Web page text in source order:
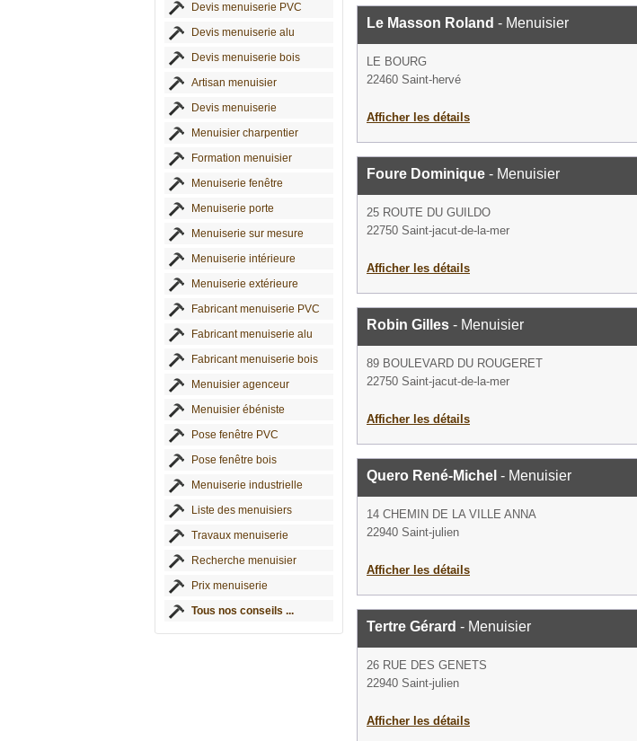
Devis menuiserie PVC
Devis menuiserie alu
Devis menuiserie bois
Artisan menuisier
Devis menuiserie
Menuisier charpentier
Formation menuisier
Menuiserie fenêtre
Menuiserie porte
Menuiserie sur mesure
Menuiserie intérieure
Menuiserie extérieure
Fabricant menuiserie PVC
Fabricant menuiserie alu
Fabricant menuiserie bois
Menuisier agenceur
Menuisier ébéniste
Pose fenêtre PVC
Pose fenêtre bois
Menuiserie industrielle
Liste des menuisiers
Travaux menuiserie
Recherche menuisier
Prix menuiserie
Tous nos conseils ...
Le Masson Roland - Menuisier
LE BOURG
22460 Saint-hervé
Afficher les détails
Foure Dominique - Menuisier
25 ROUTE DU GUILDO
22750 Saint-jacut-de-la-mer
Afficher les détails
Robin Gilles - Menuisier
89 BOULEVARD DU ROUGERET
22750 Saint-jacut-de-la-mer
Afficher les détails
Quero René-Michel - Menuisier
14 CHEMIN DE LA VILLE ANNA
22940 Saint-julien
Afficher les détails
Tertre Gérard - Menuisier
26 RUE DES GENETS
22940 Saint-julien
Afficher les détails